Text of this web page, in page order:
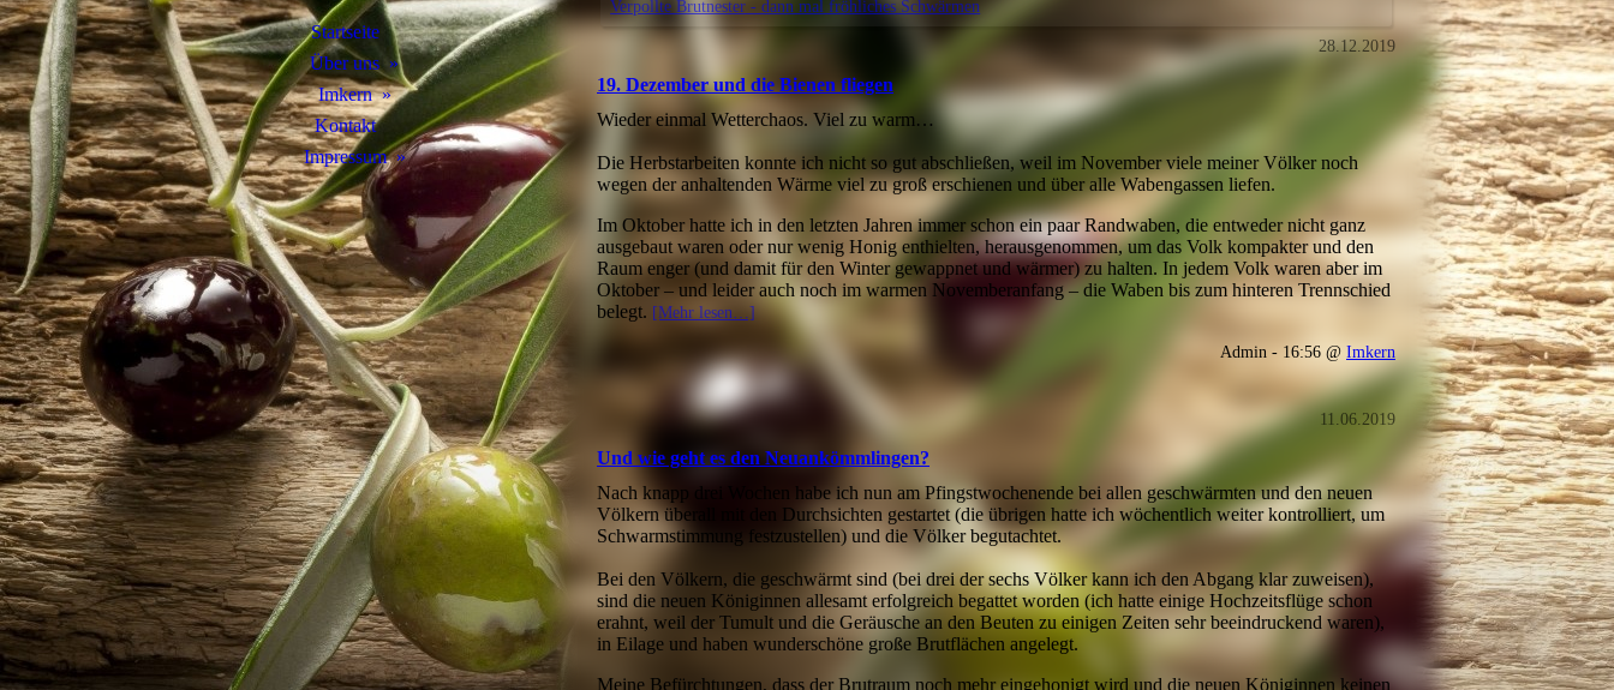
Startseite
Über uns
Imkern
Kontakt
Impressum
Verpollte Brutnester - dann mal fröhliches Schwärmen
28.12.2019
19. Dezember und die Bienen fliegen
Wieder einmal Wetterchaos. Viel zu warm…
Die Herbstarbeiten konnte ich nicht so gut abschließen, weil im November viele meiner Völker noch
wegen der anhaltenden Wärme viel zu groß erschienen und über alle Wabengassen liefen.
Im Oktober hatte ich in den letzten Jahren immer schon ein paar Randwaben, die entweder nicht ganz
ausgebaut waren oder nur wenig Honig enthielten, herausgenommen, um das Volk kompakter und den
Raum enger (und damit für den Winter gewappnet und wärmer) zu halten. In jedem Volk waren aber im
Oktober – und leider auch noch im warmen Novemberanfang – die Waben bis zum hinteren Trennschied
belegt. [Mehr lesen…]
Admin - 16:56 @ Imkern
11.06.2019
Und wie geht es den Neuankömmlingen?
Nach knapp drei Wochen habe ich nun am Pfingstwochenende bei allen geschwärmten und den neuen
Völkern überall mit den Durchsichten gestartet (die übrigen hatte ich wöchentlich weiter kontrolliert, um
Schwarmstimmung festzustellen) und die Völker begutachtet.
Bei den Völkern, die geschwärmt sind (bei drei der sechs Völker kann ich den Abgang klar zuweisen),
sind die neuen Königinnen allesamt erfolgreich begattet worden (ich hatte einige Hochzeitsflüge schon
erahnt, weil der Tumult und die Geräusche an den Beuten zu einigen Zeiten sehr beeindruckend waren),
in Eilage und haben wunderschöne große Brutflächen angelegt.
Meine Befürchtungen, dass der Brutraum noch mehr eingehonigt wird und die neuen Königinnen keinen